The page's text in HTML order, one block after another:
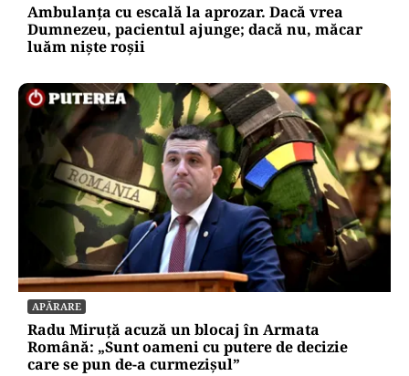
Ambulanța cu escală la aprozar. Dacă vrea
Dumnezeu, pacientul ajunge; dacă nu, măcar
luăm niște roșii
APĂRARE
Radu Miruță acuză un blocaj în Armata
Română: „Sunt oameni cu putere de decizie
care se pun de-a curmezișul”